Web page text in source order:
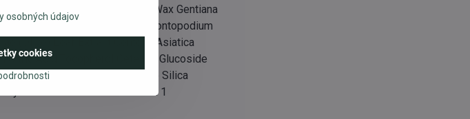
Cerifera (Carnauba) Wax Gentiana
Acaulis Flower/Leaf Extract Leontopodium
(Olive) Leaf Extract Centella Asiatica
Citric Acid Tocopherol Cetearyl Glucoside
Sodium Stearoyl Gluatamate Silica
Benzoate 1 Geraniol 1 Citral 1
osobných údajov
cookies